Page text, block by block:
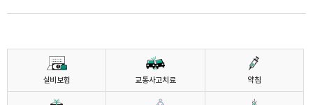
실비보험 교통사고치료 약침